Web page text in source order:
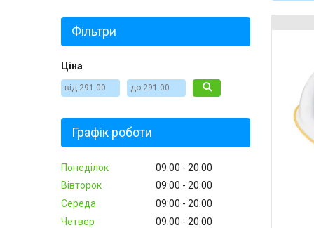
Фільтри
Ціна
Графік роботи
Понеділок 09:00
20:00
Вівторок
09:00
20:00
Середа
09:00
20:00
Четвер
09:00
20:00